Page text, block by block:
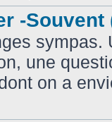
-Souvent
sympas.
une
on a